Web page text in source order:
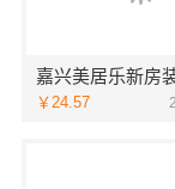
￥24.57